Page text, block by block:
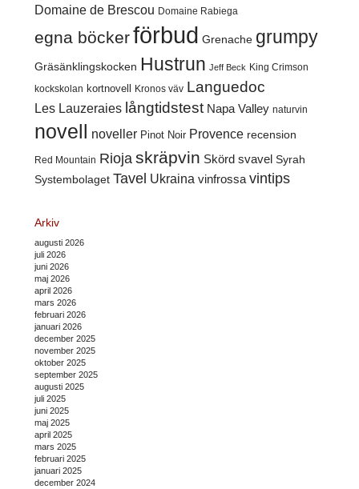
Domaine de Brescou Domaine Rabiega
egna böckerförbud Grenache grumpy
Gräsänklingskocken Hustrun Jeff Beck King Crimson
kockskolan kortnovell Kronos väv Languedoc
Les Lauzeraies långtidstest Napa Valley naturvin
novell noveller Pinot Noir Provence recension
Red Mountain Rioja skräpvin Skörd svavel Syrah
Systembolaget Tavel Ukraina vinfrossa vintips
Arkiv
augusti 2026
juli 2026
juni 2026
maj 2026
april 2026
mars 2026
februari 2026
januari 2026
december 2025
november 2025
oktober 2025
september 2025
augusti 2025
juli 2025
juni 2025
maj 2025
april 2025
mars 2025
februari 2025
januari 2025
december 2024